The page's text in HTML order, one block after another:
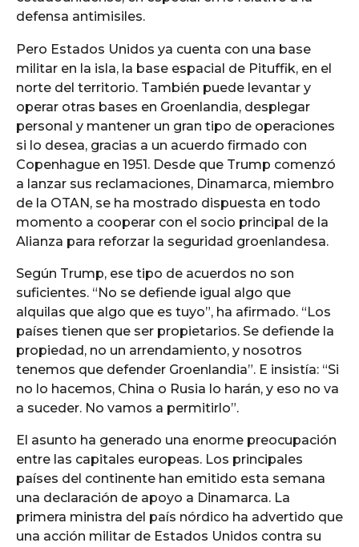
defensa antimisiles.
Pero Estados Unidos ya cuenta con una base
militar en la isla, la base espacial de Pituffik, en el
norte del territorio. También puede levantar y
operar otras bases en Groenlandia, desplegar
personal y mantener un gran tipo de operaciones
si lo desea, gracias a un acuerdo firmado con
Copenhague en 1951. Desde que Trump comenzó
a lanzar sus reclamaciones, Dinamarca, miembro
de la OTAN, se ha mostrado dispuesta en todo
momento a cooperar con el socio principal de la
Alianza para reforzar la seguridad groenlandesa.
Según Trump, ese tipo de acuerdos no son
suficientes. “No se defiende igual algo que
alquilas que algo que es tuyo”, ha afirmado. “Los
países tienen que ser propietarios. Se defiende la
propiedad, no un arrendamiento, y nosotros
tenemos que defender Groenlandia”. E insistía: “Si
no lo hacemos, China o Rusia lo harán, y eso no va
a suceder. No vamos a permitirlo”.
El asunto ha generado una enorme preocupación
entre las capitales europeas. Los principales
países del continente han emitido esta semana
una declaración de apoyo a Dinamarca. La
primera ministra del país nórdico ha advertido que
una acción militar de Estados Unidos contra su